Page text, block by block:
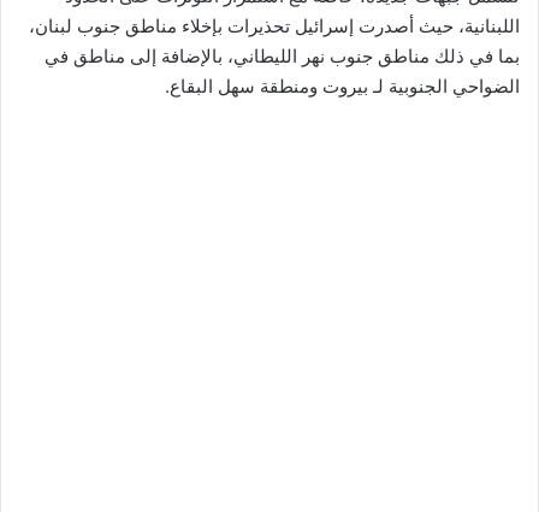
اللبنانية، حيث أصدرت إسرائيل تحذيرات بإخلاء مناطق جنوب لبنان،
بما في ذلك مناطق جنوب نهر الليطاني، بالإضافة إلى مناطق في
الضواحي الجنوبية لـ بيروت ومنطقة سهل البقاع.